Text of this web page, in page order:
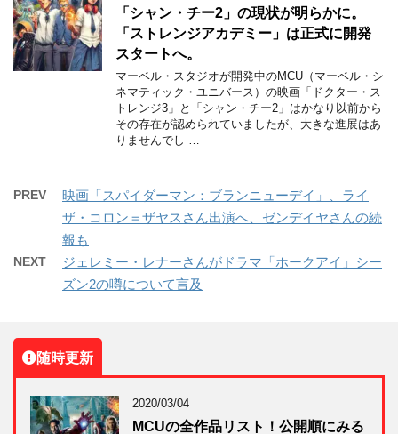
「シャン・チー2」の現状が明らかに。
「ストレンジアカデミー」は正式に開発
スタートへ。
マーベル・スタジオが開発中のMCU（マーベル・シ
ネマティック・ユニバース）の映画「ドクター・ス
トレンジ3」と「シャン・チー2」はかなり以前から
その存在が認められていましたが、大きな進展はあ
りませんでし …
PREV
映画「スパイダーマン：ブランニューデイ」、ライ
ザ・コロン＝ザヤスさん出演へ、ゼンデイヤさんの続
報も
NEXT
ジェレミー・レナーさんがドラマ「ホークアイ」シー
ズン2の噂について言及
随時更新
2020/03/04
MCUの全作品リスト！公開順にみる